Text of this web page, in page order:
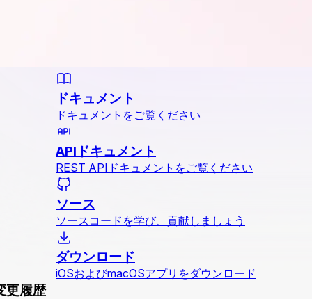
ドキュメント
ドキュメントをご覧ください
APIドキュメント
REST APIドキュメントをご覧ください
ソース
ソースコードを学び、貢献しましょう
ダウンロード
iOSおよびmacOSアプリをダウンロード
更履歴